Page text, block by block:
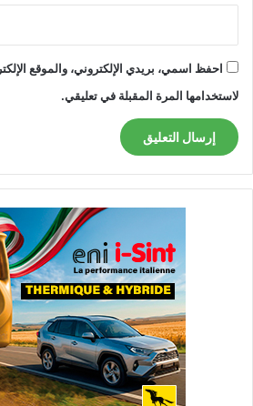
احفظ اسمي، بريدي الإلكتروني، والموقع
لاستخدامها المرة المقبلة في تعليقي.